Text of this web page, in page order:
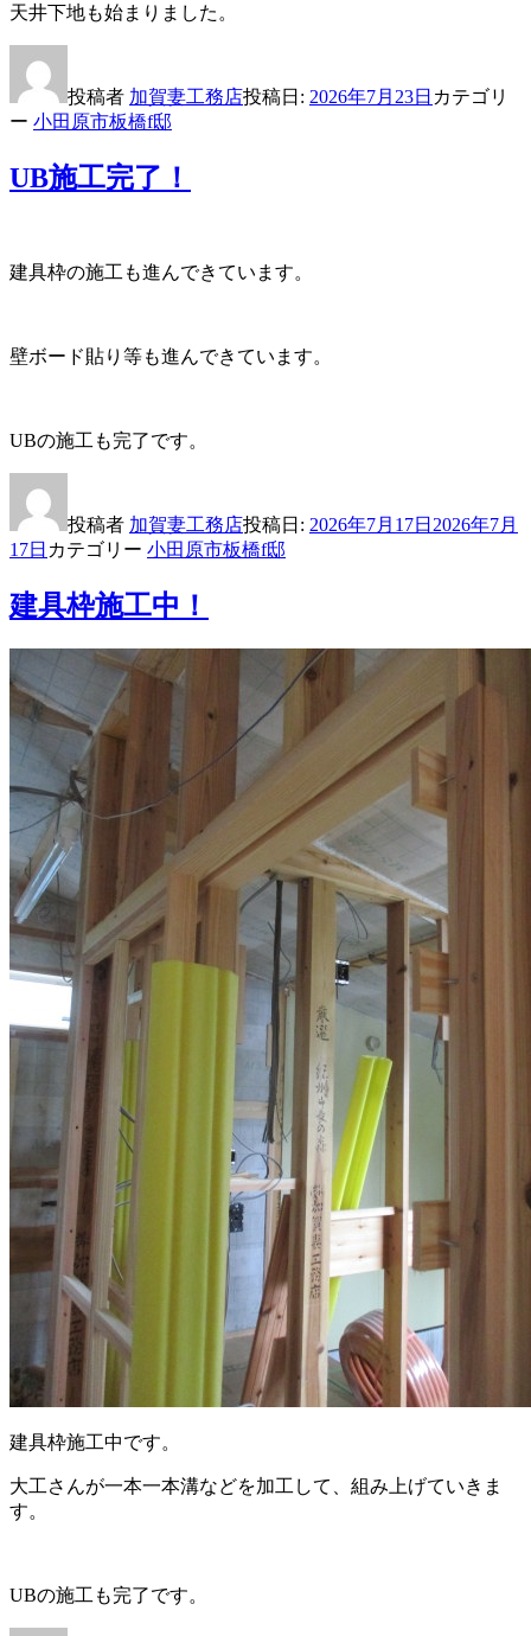
天井下地も始まりました。
投稿者 加賀妻工務店投稿日: 2026年7月23日 カテゴリ
ー 小田原市板橋f邸
UB施工完了！
建具枠の施工も進んできています。
壁ボード貼り等も進んできています。
UBの施工も完了です。
投稿者 加賀妻工務店投稿日: 2026年7月17日 2026年7月
17日 カテゴリー 小田原市板橋f邸
建具枠施工中！
建具枠施工中です。
大工さんが一本一本溝などを加工して、組み上げていきま
す。
UBの施工も完了です。